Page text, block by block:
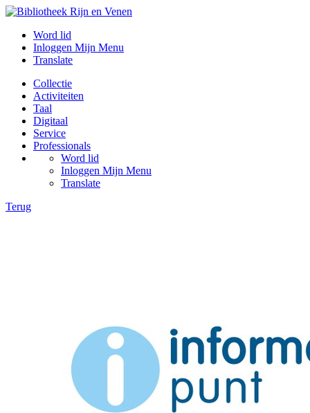
Word lid
Inloggen Mijn Menu
Translate
Collectie
Activiteiten
Taal
Digitaal
Service
Professionals
Word lid
Inloggen Mijn Menu
Translate
Terug